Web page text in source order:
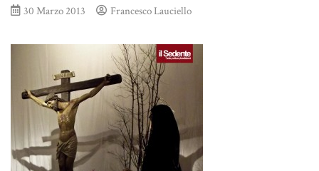
30 Marzo 2013 Francesco Lauciello